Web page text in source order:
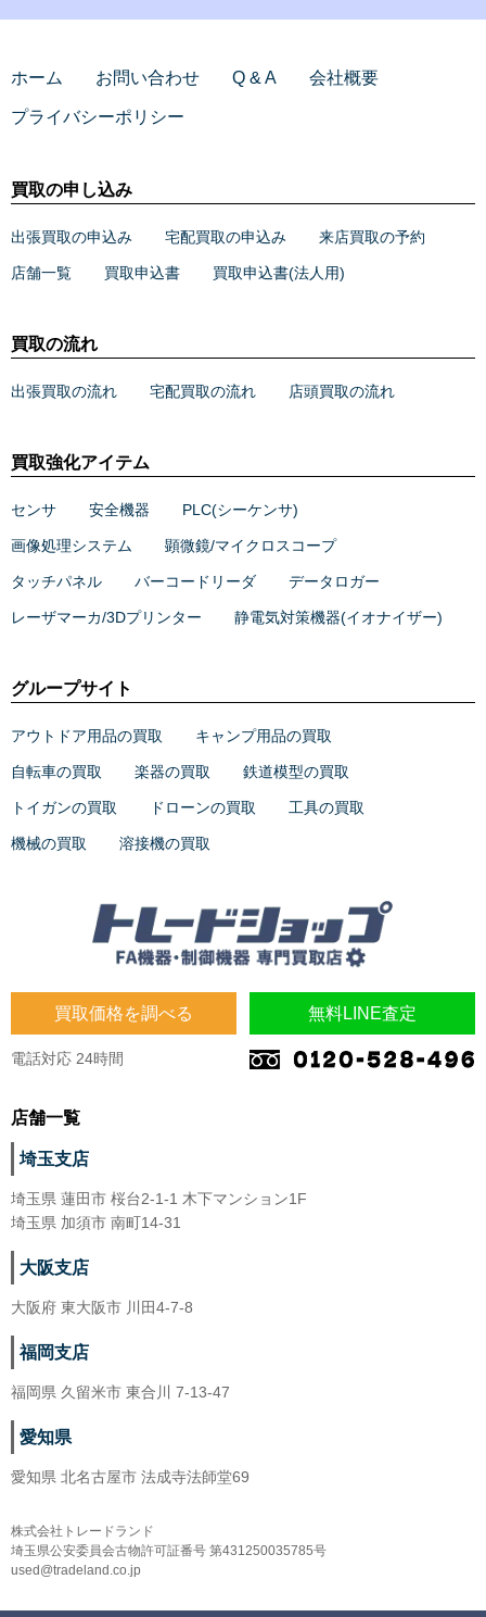
買取価格を調べる 無料LINE査定
電話対応 24時間
店舗一覧
埼玉支店
埼玉県 蓮田市 桜台2-1-1 木下マンション1F
埼玉県 加須市 南町14-31
大阪支店
大阪府 東大阪市 川田4-7-8
福岡支店
福岡県 久留米市 東合川 7-13-47
愛知県
愛知県 北名古屋市 法成寺法師堂69
株式会社トレードランド
埼玉県公安委員会古物許可証番号 第431250035785号
used@tradeland.co.jp
ホーム お問い合わせ Q & A 会社概要
プライバシーポリシー
買取の申し込み
出張買取の申込み 宅配買取の申込み 来店買取の予約
店舗一覧 買取申込書 買取申込書(法人用)
買取の流れ
出張買取の流れ 宅配買取の流れ 店頭買取の流れ
買取強化アイテム
センサ 安全機器 PLC(シーケンサ)
画像処理システム 顕微鏡/マイクロスコープ
タッチパネル バーコードリーダ データロガー
レーザマーカ/3Dプリンター 静電気対策機器(イオナイザー)
グループサイト
アウトドア用品の買取 キャンプ用品の買取
自転車の買取 楽器の買取 鉄道模型の買取
トイガンの買取 ドローンの買取 工具の買取
機械の買取 溶接機の買取